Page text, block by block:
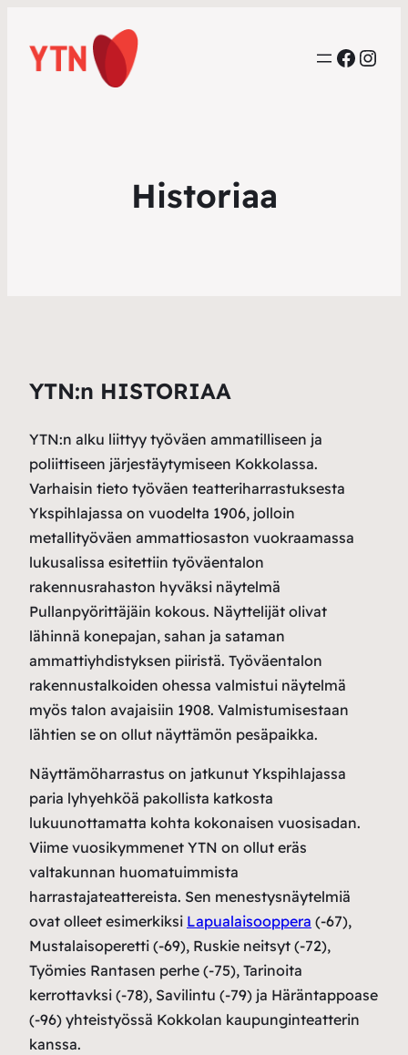
Historiaa
YTN:n HISTORIAA
YTN:n alku liittyy työväen ammatilliseen ja
poliittiseen järjestäytymiseen Kokkolassa.
Varhaisin tieto työväen teatteriharrastuksesta
Ykspihlajassa on vuodelta 1906, jolloin
metallityöväen ammattiosaston vuokraamassa
lukusalissa esitettiin työväentalon
rakennusrahaston hyväksi näytelmä
Pullanpyörittäjäin kokous. Näyttelijät olivat
lähinnä konepajan, sahan ja sataman
ammattiyhdistyksen piiristä. Työväentalon
rakennustalkoiden ohessa valmistui näytelmä
myös talon avajaisiin 1908. Valmistumisestaan
lähtien se on ollut näyttämön pesäpaikka.
Näyttämöharrastus on jatkunut Ykspihlajassa
paria lyhyehköä pakollista katkosta
lukuunottamatta kohta kokonaisen vuosisadan.
Viime vuosikymmenet YTN on ollut eräs
valtakunnan huomatuimmista
harrastajateattereista. Sen menestysnäytelmiä
ovat olleet esimerkiksi Lapualaisooppera (-67),
Mustalaisoperetti (-69), Ruskie neitsyt (-72),
Työmies Rantasen perhe (-75), Tarinoita
kerrottavksi (-78), Savilintu (-79) ja Häräntappoase
(-96) yhteistyössä Kokkolan kaupunginteatterin
kanssa.